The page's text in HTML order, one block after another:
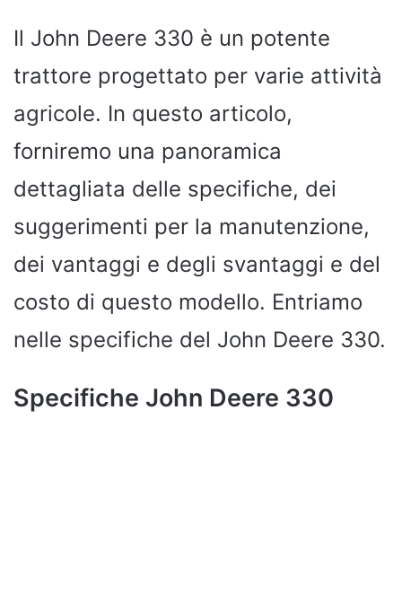
Il John Deere 330 è un potente
trattore progettato per varie attività
agricole. In questo articolo,
forniremo una panoramica
dettagliata delle specifiche, dei
suggerimenti per la manutenzione,
dei vantaggi e degli svantaggi e del
costo di questo modello. Entriamo
nelle specifiche del John Deere 330.
Specifiche John Deere 330